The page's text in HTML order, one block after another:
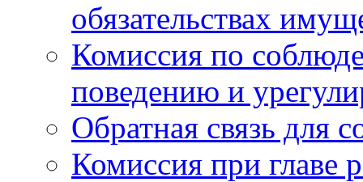
обязательствах
Комиссия по
поведению и
Обратная связь для
Комиссия при главе